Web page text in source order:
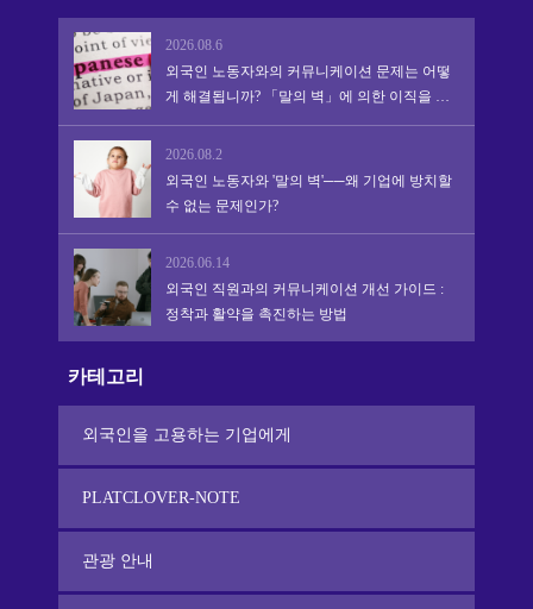
2026.08.6
외국인 노동자와의 커뮤니케이션 문제는 어떻
게 해결됩니까? 「말의 벽」에 의한 이직을 막
아 정착·활약을 촉진하는 실천적 어프로치
2026.08.2
외국인 노동자와 '말의 벽'──왜 기업에 방치할
수 없는 문제인가?
2026.06.14
외국인 직원과의 커뮤니케이션 개선 가이드 :
정착과 활약을 촉진하는 방법
카테고리
외국인을 고용하는 기업에게
PLATCLOVER-NOTE
관광 안내